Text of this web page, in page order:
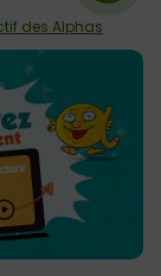
des Alphas